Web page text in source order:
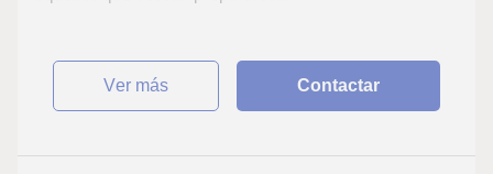
ver más Contactar